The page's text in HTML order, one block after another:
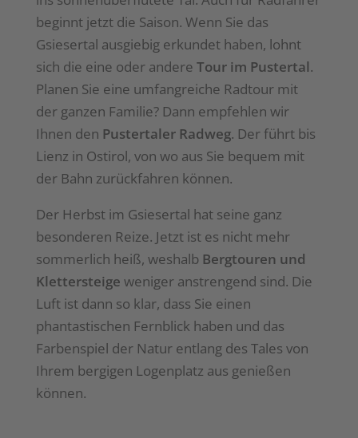
beginnt jetzt die Saison. Wenn Sie das
Gsiesertal ausgiebig erkundet haben, lohnt
sich die eine oder andere Tour im Pustertal.
Planen Sie eine umfangreiche Radtour mit
der ganzen Familie? Dann empfehlen wir
Ihnen den Pustertaler Radweg. Der führt bis
Lienz in Ostirol, von wo aus Sie bequem mit
der Bahn zurückfahren können.
Der Herbst im Gsiesertal hat seine ganz
besonderen Reize. Jetzt ist es nicht mehr
sommerlich heiß, weshalb Bergtouren und
Klettersteige weniger anstrengend sind. Die
Luft ist dann so klar, dass Sie einen
phantastischen Fernblick haben und das
Farbenspiel der Natur entlang des Tales von
Ihrem bergigen Logenplatz aus genießen
können.